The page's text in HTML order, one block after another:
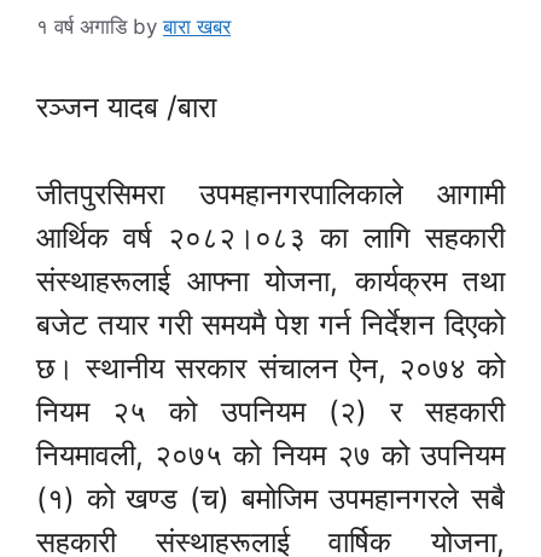
१ वर्ष अगाडि byबारा खबर
रञ्जन यादब /बारा
जीतपुरसिमरा उपमहानगरपालिकाले आगामी
आर्थिक वर्ष २०८२।०८३ का लागि सहकारी
संस्थाहरूलाई आफ्ना योजना, कार्यक्रम तथा
बजेट तयार गरी समयमै पेश गर्न निर्देशन दिएको
छ। स्थानीय सरकार संचालन ऐन, २०७४ को
नियम २५ को उपनियम (२) र सहकारी
नियमावली, २०७५ को नियम २७ को उपनियम
(१) को खण्ड (च) बमोजिम उपमहानगरले सबै
सहकारी संस्थाहरूलाई वार्षिक योजना,